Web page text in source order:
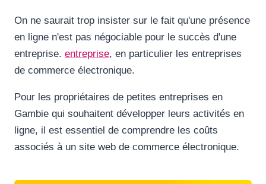
On ne saurait trop insister sur le fait qu'une présence
en ligne n'est pas négociable pour le succès d'une
entreprise. entreprise, en particulier les entreprises
de commerce électronique.
Pour les propriétaires de petites entreprises en
Gambie qui souhaitent développer leurs activités en
ligne, il est essentiel de comprendre les coûts
associés à un site web de commerce électronique.